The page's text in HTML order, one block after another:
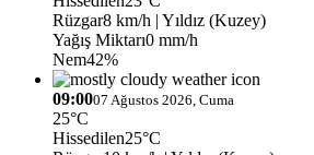
Rüzgar8 km/h | Yıldız (Kuzey)
Yağış Miktarı0 mm/h
Nem42%
09:0007 Ağustos 2026, Cuma
25°C
Hissedilen25°C